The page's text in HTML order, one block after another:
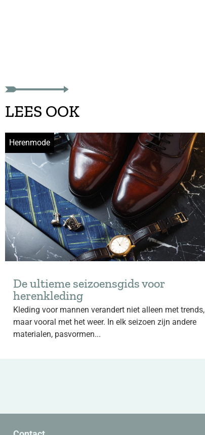
LEES OOK
Herenmode
De ultieme seizoensgids voor
herenkleding
Kleding voor mannen verandert niet alleen met trends,
maar vooral met het weer. In elk seizoen zijn andere
materialen, pasvormen...